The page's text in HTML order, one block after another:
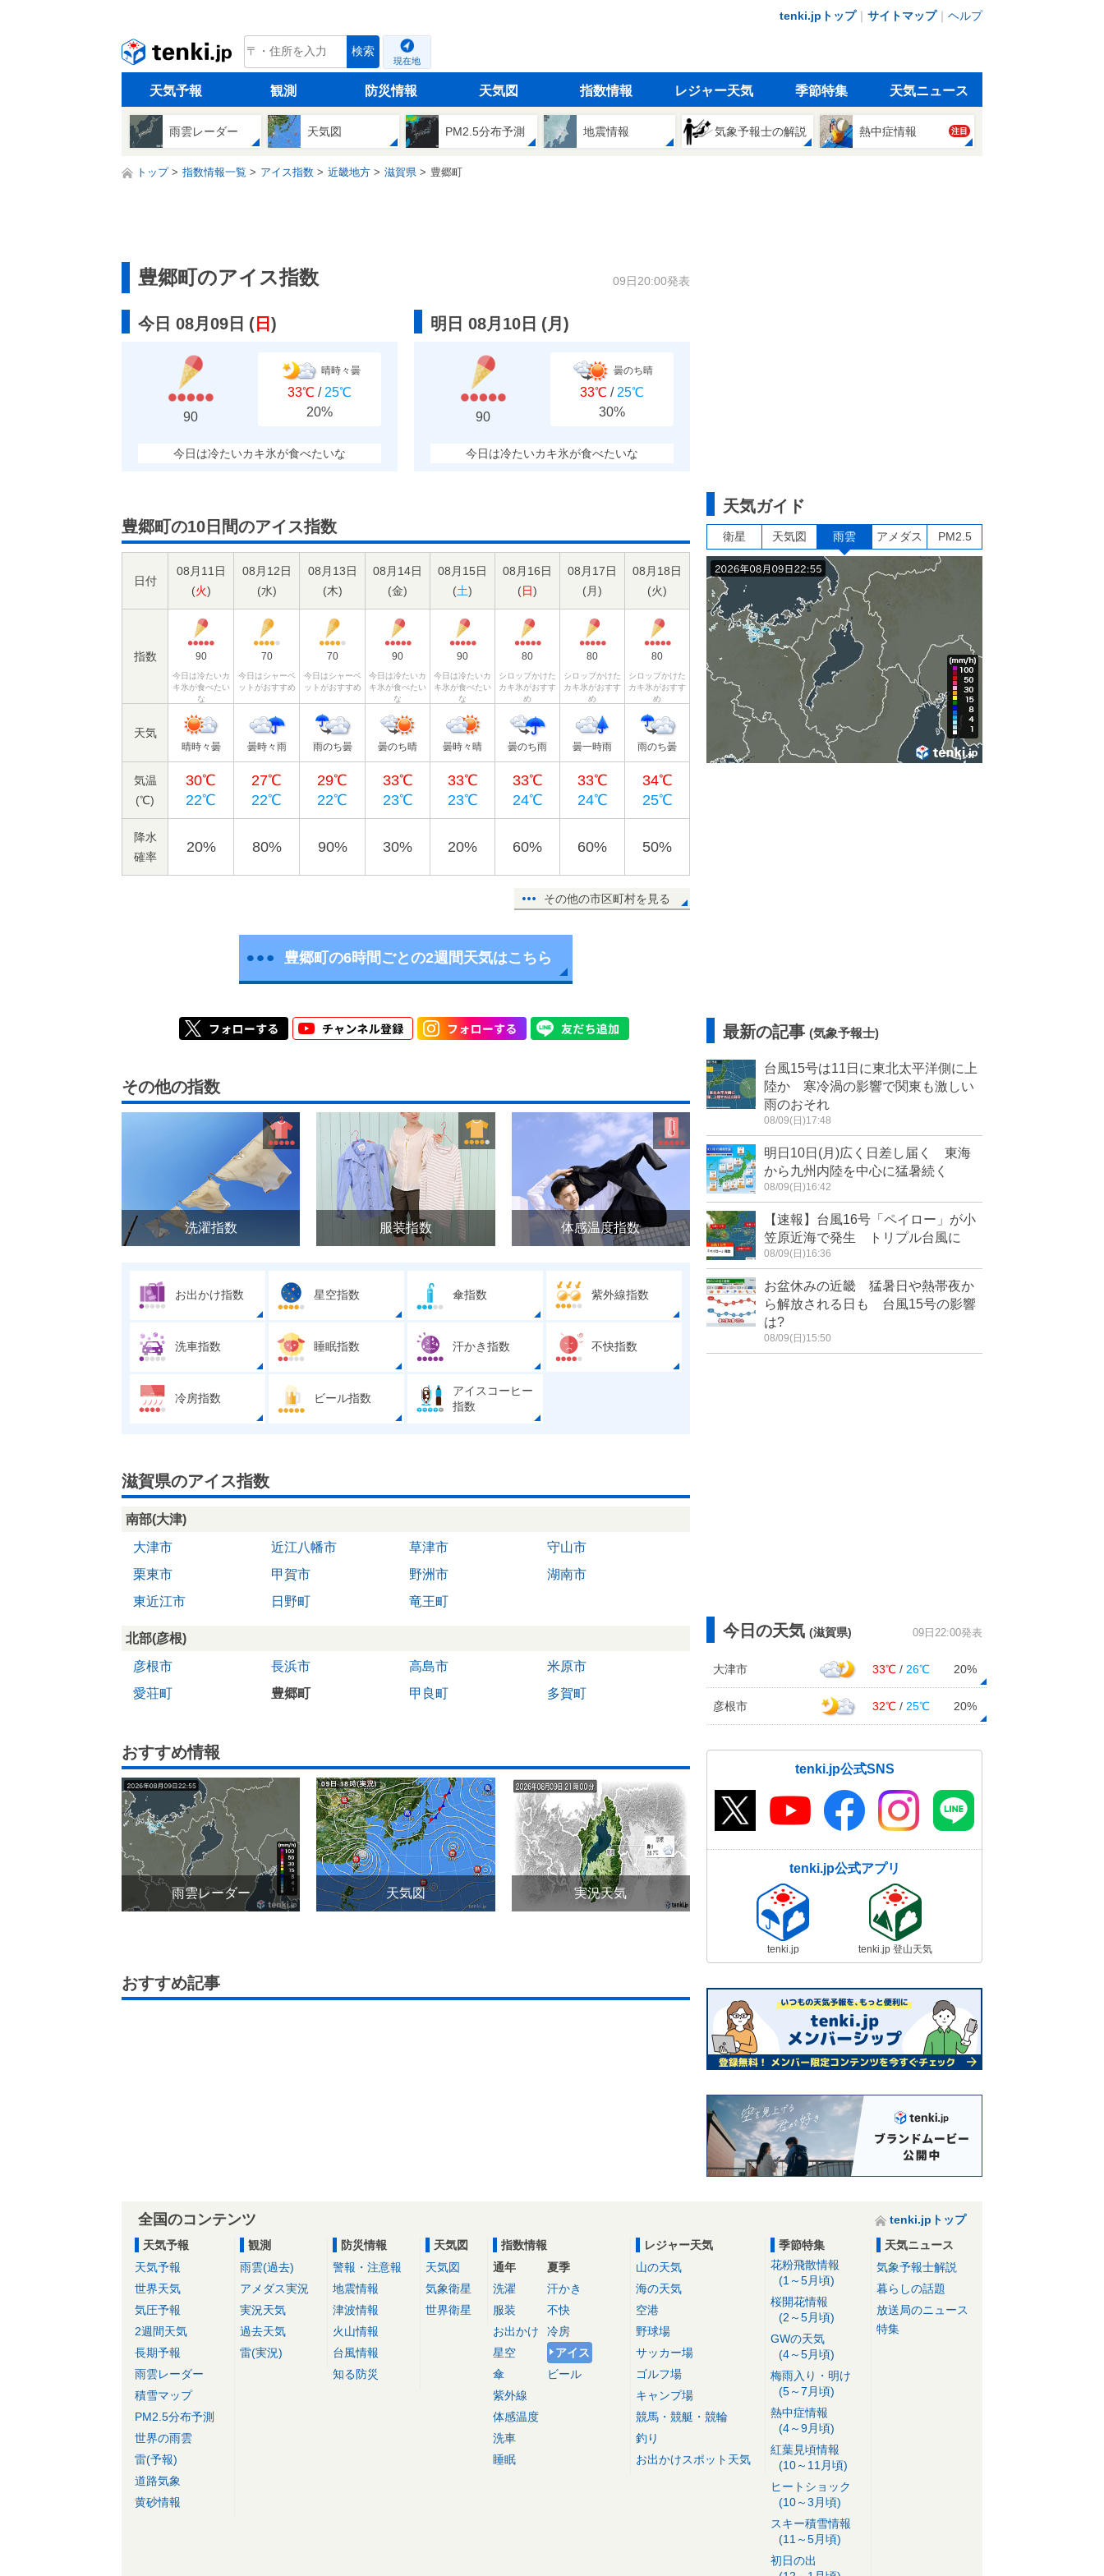
tenki.jpトップ｜ サイトマップ｜ ヘルプ
tenki.jp 検索
現在地
天気予報 観測 防災情報 天気図 指数情報 レジャー天気 季節特集 天気ニュース
雨雲レーダー 天気図 PM2.5分布予測 地震情報 気象予報士の解説 熱中症情報 注目
トップ 指数情報一覧 アイス指数 近畿地方 滋賀県 豊郷町
豊郷町のアイス指数 09日20:00発表
今日 08月09日 ( 日 )
90
晴時々曇
33℃ / 25℃
20%
今日は冷たいカキ氷が食べたいな
明日 08月10日 (月 )
90
曇のち晴
33℃ / 25℃
30%
今日は冷たいカキ氷が食べたいな
豊郷町の10日間のアイス指数
日付
08月11日
(火)
08月12日
(水)
08月13日
(木)
08月14日
(金)
08月15日
(土)
08月16日
(日)
08月17日
(月)
08月18日
(火)
指数 90
今日は冷たいカ
キ氷が食べたい
な
70
今日はシャーベ
ットがおすすめ
70
今日はシャーベ
ットがおすすめ
90
今日は冷たいカ
キ氷が食べたい
な
90
今日は冷たいカ
キ氷が食べたい
な
80
シロップかけた
カキ氷がおすす
め
80
シロップかけた
カキ氷がおすす
め
80
シロップかけた
カキ氷がおすす
め
天気
晴時々曇 曇時々雨 雨のち曇 曇のち晴 曇時々晴 曇のち雨 曇一時雨 雨のち曇
気温
(℃)
30℃
22℃
27℃
22℃
29℃
22℃
33℃
23℃
33℃
23℃
33℃
24℃
33℃
24℃
34℃
25℃
降水
確率
20% 80% 90% 30% 20% 60% 60% 50%
その他の市区町村を見る
豊郷町の6時間ごとの2週間天気はこちら
その他の指数
洗濯指数 服装指数 体感温度指数
お出かけ指数 星空指数 傘指数 紫外線指数
洗車指数 睡眠指数 汗かき指数 不快指数
冷房指数 ビール指数
アイスコーヒー
指数
滋賀県のアイス指数
南部(大津)
大津市
近江八幡市 草津市
守山市
栗東市
甲賀市 野洲市
湖南市
東近江市
日野町 竜王町
北部(彦根)
彦根市
長浜市 高島市
米原市
愛荘町
豊郷町 甲良町 多賀町
おすすめ情報
雨雲レーダー 天気図 実況天気
おすすめ記事
天気ガイド
衛星 天気図 雨雲 アメダス PM2.5
最新の記事 (気象予報士)
台風15号は11日に東北太平洋側に上
陸か 寒冷渦の影響で関東も激しい
雨のおそれ
08/09(日)17:48
明日10日(月)広く日差し届く 東海
から九州内陸を中心に猛暑続く
08/09(日)16:42
【速報】台風16号「ペイロー」が小
笠原近海で発生 トリプル台風に
08/09(日)16:36
お盆休みの近畿 猛暑日や熱帯夜か
ら解放される日も 台風15号の影響
は?
08/09(日)15:50
今日の天気 (滋賀県) 09日22:00発表
大津市 33℃ / 26℃ 20%
彦根市 32℃ / 25℃ 20%
tenki.jp公式SNS
tenki.jp公式アプリ
tenki.jp tenki.jp 登山天気
全国のコンテンツ
tenki.jpトップ
天気予報
天気予報
世界天気
気圧予報
2週間天気
長期予報
雨雲レーダー
積雪マップ
PM2.5分布予測
世界の雨雲
雷(予報)
道路気象
黄砂情報
観測
雨雲(過去)
アメダス実況
実況天気
過去天気
雷(実況)
防災情報
警報・注意報
地震情報
津波情報
火山情報
台風情報
知る防災
天気図
天気図
気象衛星
世界衛星
指数情報
通年
洗濯
服装
お出かけ
星空
傘
紫外線
体感温度
洗車
睡眠
夏季
汗かき
不快
冷房
アイス
ビール
レジャー天気
山の天気
海の天気
空港
野球場
サッカー場
ゴルフ場
キャンプ場
競馬・競艇・競輪
釣り
お出かけスポット天気
季節特集
花粉飛散情報
(1～5月頃)
桜開花情報
(2～5月頃)
GWの天気
(4～5月頃)
梅雨入り・明け
(5～7月頃)
熱中症情報
(4～9月頃)
紅葉見頃情報
(10～11月頃)
ヒートショック
(10～3月頃)
スキー積雪情報
(11～5月頃)
初日の出
天気ニュース
気象予報士解説
暮らしの話題
放送局のニュース
特集